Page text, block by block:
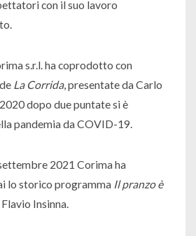
con il suo lavoro
s.r.l. ha coprodotto con
La Corrida, presentate da Carlo
2020 dopo due puntate si è
pandemia da COVID-19.
2021 Corima ha
lo storico programma Il pranzo è
Insinna.